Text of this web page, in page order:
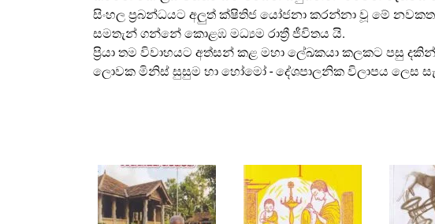
සිංහල ප්‍රබන්ධයට අලුත් ක්ෂිතිජ යෝජනා කරන්නා වූ මේ
සමතැන් ගන්නේ කොළඹ මධ්‍යම රාත්‍රී ජීවිතය යි.
ප්‍රියා තම විවාහයට අත්සන් කළ මහා ලේඛකයා කලකට පසු
ලොවක මිනිස් සුසුම හා හෝමෝ - දේශපාලනික විලාපය ලෙස